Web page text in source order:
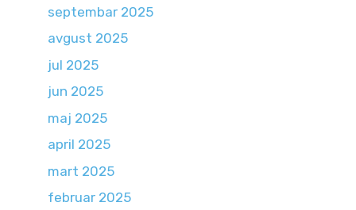
septembar 2025
avgust 2025
jul 2025
jun 2025
maj 2025
april 2025
mart 2025
februar 2025